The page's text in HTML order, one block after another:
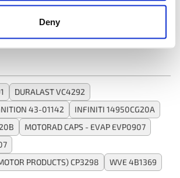
Deny
0
Montaggio:
DURALAST VC4292
43-01142
INFINITI 14950CG20A
MOTORAD CAPS - EVAP EVP0907
PRODUCTS) CP3298
WVE 4B1369